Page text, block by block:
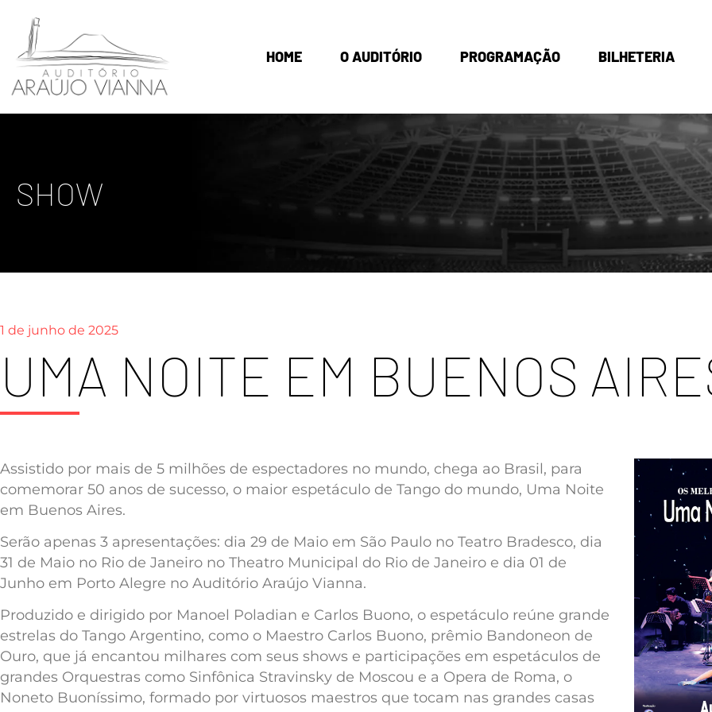
HOME O AUDITÓRIO PROGRAMAÇÃO BILHETERIA
SHOW
1 de junho de 2025
UMA NOITE EM BUENOS
Assistido por mais de 5 milhões de espectadores no mundo, chega ao Brasil, para
comemorar 50 anos de sucesso, o maior espetáculo de Tango do mundo, Uma Noite
em Buenos Aires.
Serão apenas 3 apresentações: dia 29 de Maio em São Paulo no Teatro Bradesco, dia
31 de Maio no Rio de Janeiro no Theatro Municipal do Rio de Janeiro e dia 01 de
Junho em Porto Alegre no Auditório Araújo Vianna.
Produzido e dirigido por Manoel Poladian e Carlos Buono, o espetáculo reúne grande
estrelas do Tango Argentino, como o Maestro Carlos Buono, prêmio Bandoneon de
Ouro, que já encantou milhares com seus shows e participações em espetáculos de
grandes Orquestras como Sinfônica Stravinsky de Moscou e a Opera de Roma, o
Noneto Buoníssimo, formado por virtuosos maestros que tocam nas grandes casas